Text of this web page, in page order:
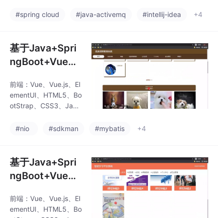
框架/工作流程/
作流程/框架管
理/流程管理/系
统框架/工作流/
流程控制系统
后端：SpringBoot+My
具：IDEA、Eclipse、N
avicat等✌关于毕设项
目技术实现问题讲解也
询！！！Vue 的指令系
统在程序设计中非常强
大。通过 v-if、v-for 等
#spring cloud #java-activemq #intellij-idea +4
基于Java+Spri
ngBoot+Vue+H
管理系统(源码+
LW+调试文档
动物管理/宠物管
收容/流浪狗管
理/流浪猫管理/
宠物领养系统/宠
物登记系统
前端：Vue、Vue.js、El
ementUI、HTML5、Bo
otStrap、CSS3、Java
后端：SpringBoot+My
具：IDEA、Eclipse、N
avicat等✌关于毕设项
目技术实现问题讲解也
询！！！Vue 的指令系
统在程序设计中非常强
#nio #sdkman #mybatis +4
基于Java+Spri
ngBoot+Vue+H
平台系统(源码+
前端：Vue、Vue.js、El
ementUI、HTML5、Bo